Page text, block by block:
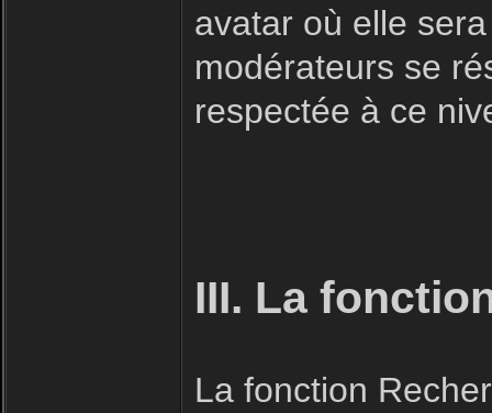
avatar où elle
modérateurs se
respectée à ce
III. La
La fonction